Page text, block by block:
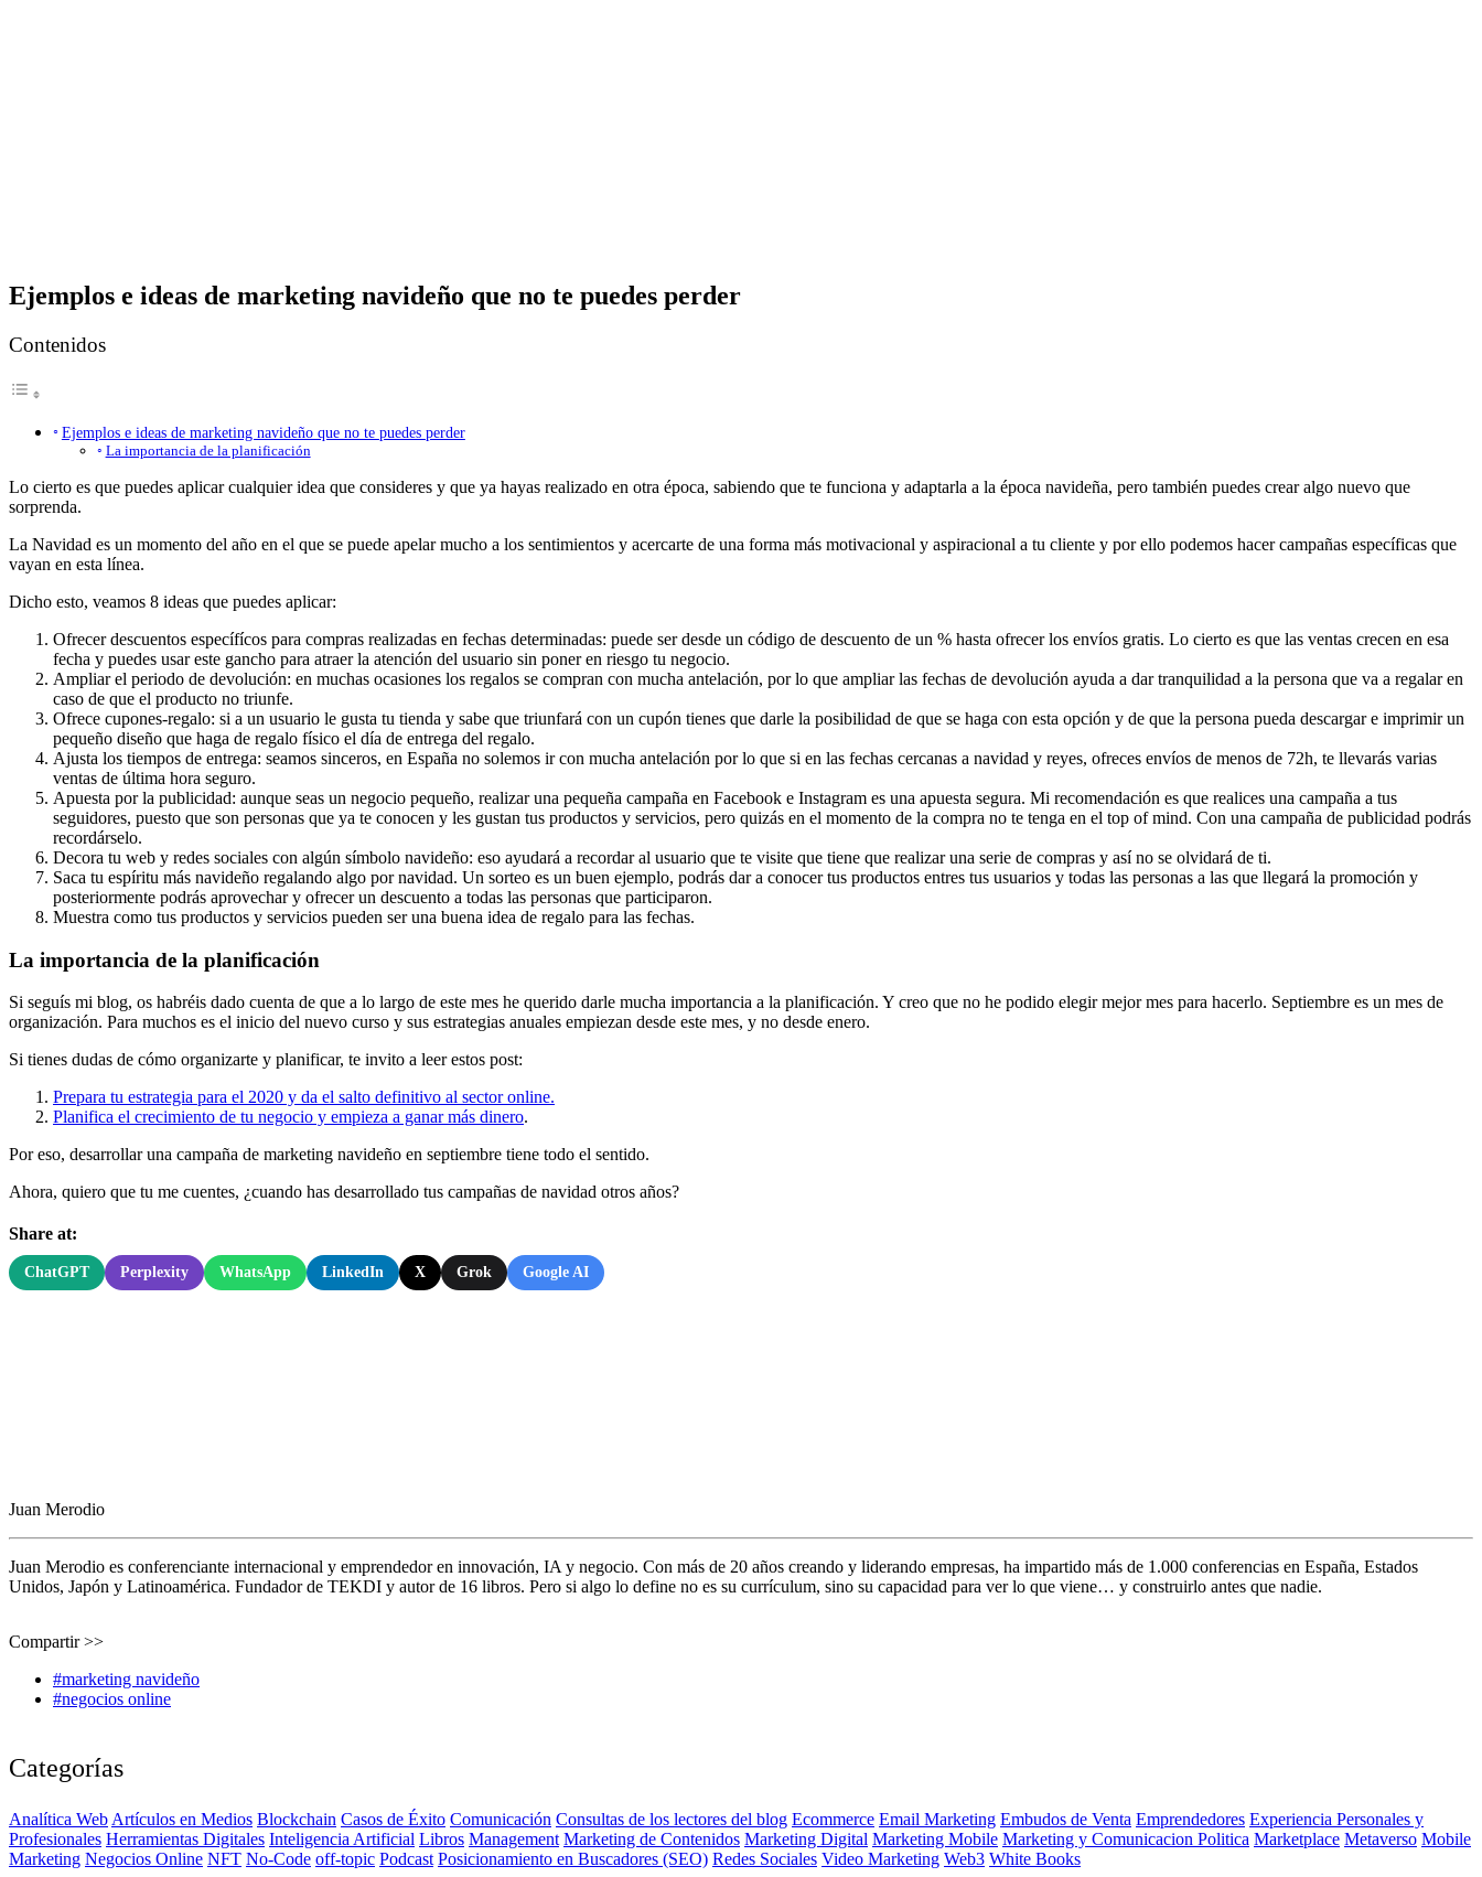
Ejemplos e ideas de marketing navideño que no te puedes perder
Contenidos
Ejemplos e ideas de marketing navideño que no te puedes perder
La importancia de la planificación
Lo cierto es que puedes aplicar cualquier idea que consideres y que ya hayas realizado en otra época, sabiendo que te funciona y adaptarla a la época navideña, pero también puedes crear algo nuevo que
sorprenda.
La Navidad es un momento del año en el que se puede apelar mucho a los sentimientos y acercarte de una forma más motivacional y aspiracional a tu cliente y por ello podemos hacer campañas específicas que
vayan en esta línea.
Dicho esto, veamos 8 ideas que puedes aplicar:
Ofrecer descuentos específícos para compras realizadas en fechas determinadas: puede ser desde un código de descuento de un % hasta ofrecer los envíos gratis. Lo cierto es que las ventas crecen en esa
fecha y puedes usar este gancho para atraer la atención del usuario sin poner en riesgo tu negocio.
Ampliar el periodo de devolución: en muchas ocasiones los regalos se compran con mucha antelación, por lo que ampliar las fechas de devolución ayuda a dar tranquilidad a la persona que va a regalar en
caso de que el producto no triunfe.
Ofrece cupones-regalo: si a un usuario le gusta tu tienda y sabe que triunfará con un cupón tienes que darle la posibilidad de que se haga con esta opción y de que la persona pueda descargar e imprimir un
pequeño diseño que haga de regalo físico el día de entrega del regalo.
Ajusta los tiempos de entrega: seamos sinceros, en España no solemos ir con mucha antelación por lo que si en las fechas cercanas a navidad y reyes, ofreces envíos de menos de 72h, te llevarás varias
ventas de última hora seguro.
Apuesta por la publicidad: aunque seas un negocio pequeño, realizar una pequeña campaña en Facebook e Instagram es una apuesta segura. Mi recomendación es que realices una campaña a tus
seguidores, puesto que son personas que ya te conocen y les gustan tus productos y servicios, pero quizás en el momento de la compra no te tenga en el top of mind. Con una campaña de publicidad podrás
recordárselo.
Decora tu web y redes sociales con algún símbolo navideño: eso ayudará a recordar al usuario que te visite que tiene que realizar una serie de compras y así no se olvidará de ti.
Saca tu espíritu más navideño regalando algo por navidad. Un sorteo es un buen ejemplo, podrás dar a conocer tus productos entres tus usuarios y todas las personas a las que llegará la promoción y
posteriormente podrás aprovechar y ofrecer un descuento a todas las personas que participaron.
Muestra como tus productos y servicios pueden ser una buena idea de regalo para las fechas.
La importancia de la planificación
Si seguís mi blog, os habréis dado cuenta de que a lo largo de este mes he querido darle mucha importancia a la planificación. Y creo que no he podido elegir mejor mes para hacerlo. Septiembre es un mes de
organización. Para muchos es el inicio del nuevo curso y sus estrategias anuales empiezan desde este mes, y no desde enero.
Si tienes dudas de cómo organizarte y planificar, te invito a leer estos post:
Prepara tu estrategia para el 2020 y da el salto definitivo al sector online.
Planifica el crecimiento de tu negocio y empieza a ganar más dinero.
Por eso, desarrollar una campaña de marketing navideño en septiembre tiene todo el sentido.
Ahora, quiero que tu me cuentes, ¿cuando has desarrollado tus campañas de navidad otros años?
Share at:
ChatGPT Perplexity WhatsApp LinkedIn X Grok Google AI
Juan Merodio
Juan Merodio es conferenciante internacional y emprendedor en innovación, IA y negocio. Con más de 20 años creando y liderando empresas, ha impartido más de 1.000 conferencias en España, Estados
Unidos, Japón y Latinoamérica. Fundador de TEKDI y autor de 16 libros. Pero si algo lo define no es su currículum, sino su capacidad para ver lo que viene… y construirlo antes que nadie.
Compartir >>
#marketing navideño
#negocios online
Categorías
Analítica Web Artículos en Medios Blockchain Casos de Éxito Comunicación Consultas de los lectores del blog Ecommerce Email Marketing Embudos de Venta Emprendedores Experiencia Personales y
Profesionales Herramientas Digitales Inteligencia Artificial Libros Management Marketing de Contenidos Marketing Digital Marketing Mobile Marketing y Comunicacion Politica Marketplace Metaverso Mobile
Marketing Negocios Online NFT No-Code off-topic Podcast Posicionamiento en Buscadores (SEO) Redes Sociales Video Marketing Web3 White Books